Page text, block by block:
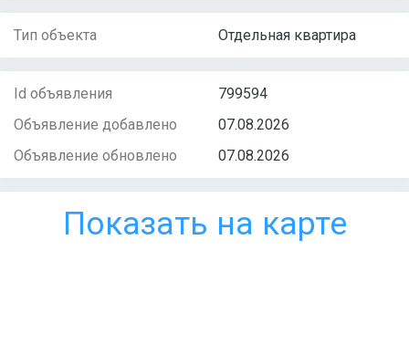
Тип объекта Отдельная квартира
Id объявления
799594
Объявление добавлено
07.08.2026
Объявление обновлено
07.08.2026
Показать на карте